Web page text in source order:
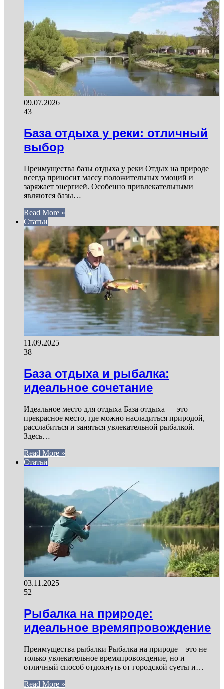
09.07.2026
43
База отдыха у реки: отличный
выбор
Преимущества базы отдыха у реки Отдых на природе
всегда приносит массу положительных эмоций и
заряжает энергией. Особенно привлекательными
являются базы…
Read More »
Статьи
11.09.2025
38
База отдыха и рыбалка:
идеальное сочетание
Идеальное место для отдыха База отдыха — это
прекрасное место, где можно насладиться природой,
расслабиться и заняться увлекательной рыбалкой.
Здесь…
Read More »
Статьи
03.11.2025
52
Рыбалка на природе:
идеальное времяпровождение
Преимущества рыбалки Рыбалка на природе – это не
только увлекательное времяпровождение, но и
отличный способ отдохнуть от городской суеты и…
Read More »